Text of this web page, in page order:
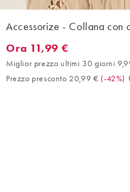
Accessorize - Collana con
Ora 11,99 €. Miglior prezzo
Ora 11,99 €
Miglior prezzo ultimi 30 giorni
Prezzo presconto 20,99 € (-42%)